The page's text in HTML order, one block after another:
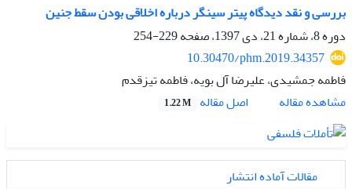
بررسی و نقد دیدگاه پیتر سینگر درباره اخلاقی بودن سقط جنین
دوره 8، شماره 21، دی 1397، صفحه
229-254
10.30470/phm.2019.34357
فاطمه جمشیدی، علیرضا آل بویه، فاطمه تیزقدم
مشاهده مقاله
اصل مقاله 1.22 M
مقالات آماده انتشار